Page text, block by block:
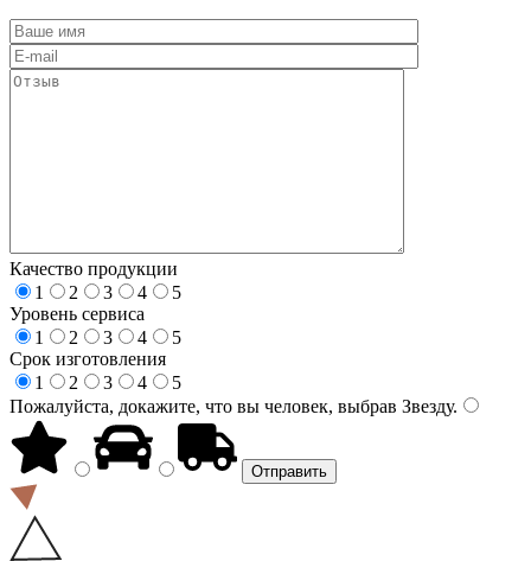
Качество продукции
1
2 3 4
5
Уровень сервиса
1
2 3 4
5
Срок изготовления
1
2 3 4
5
Пожалуйста, докажите, что вы человек, выбрав Звезду.